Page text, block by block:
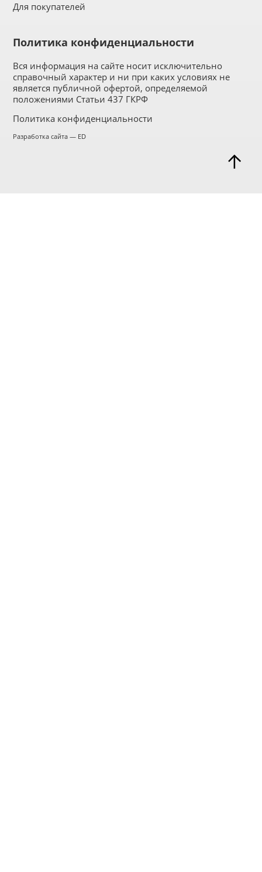
Для покупателей
Политика конфиденциальности
Вся информация на сайте носит исключительно
справочный характер и ни при каких условиях не
является публичной офертой, определяемой
положениями Статьи 437 ГКРФ
Политика конфиденциальности
Разработка сайта — ED